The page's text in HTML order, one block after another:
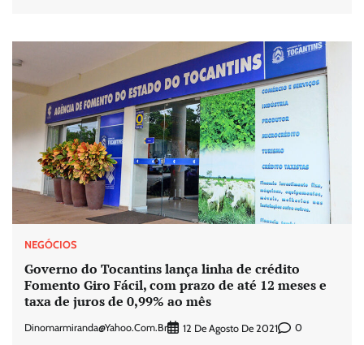
NEGÓCIOS
Governo do Tocantins lança linha de crédito
Fomento Giro Fácil, com prazo de até 12 meses e
taxa de juros de 0,99% ao mês
Dinomarmiranda@yahoo.com.br 12 De Agosto De 2021 0